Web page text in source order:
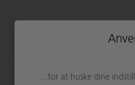
...for at huske dine